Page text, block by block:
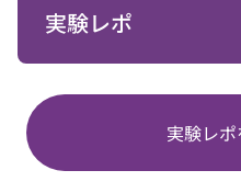
利用したりしている...
実験レポ
実験レ